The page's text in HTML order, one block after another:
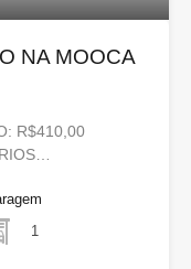
NA MOOCA
R$410,00
1